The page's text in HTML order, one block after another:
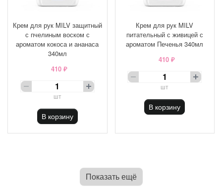
Крем для рук MILV защитный
с пчелиным воском с
ароматом кокоса и ананаса
340мл
410 ₽
шт
В корзину
Крем для рук MILV
питательный с живицей с
ароматом Печенья 340мл
410 ₽
шт
В корзину
Показать ещё